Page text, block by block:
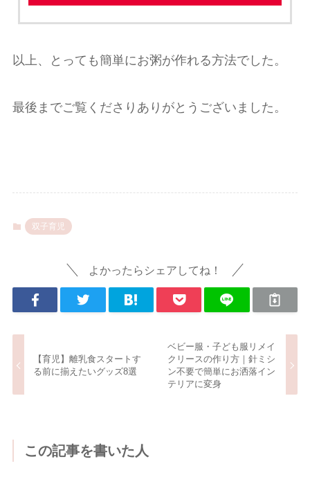
以上、とっても簡単にお粥が作れる方法でした。
最後までご覧くださりありがとうございました。
双子育児
よかったらシェアしてね！
【育児】離乳食スタートす
る前に揃えたいグッズ8選
ベビー服・子ども服リメイ
クリースの作り方｜針ミシ
ン不要で簡単にお洒落イン
テリアに変身
この記事を書いた人